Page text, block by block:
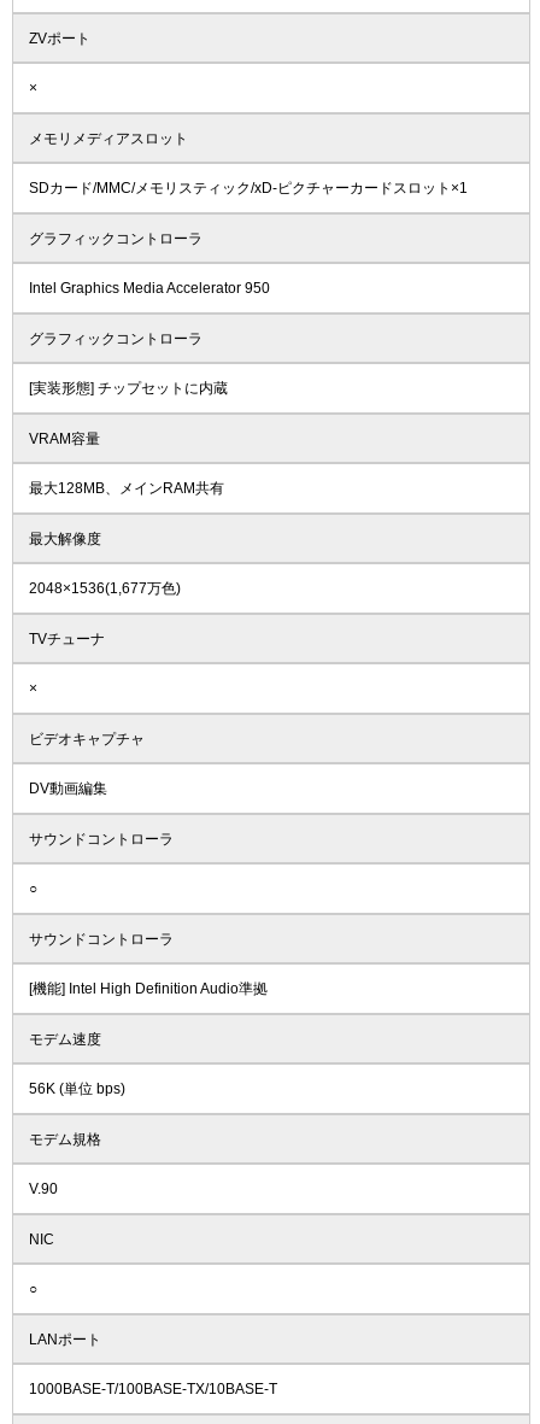
ZVポート
×
メモリメディアスロット
SDカード/MMC/メモリスティック/xD-ピクチャーカードスロット×1
グラフィックコントローラ
Intel Graphics Media Accelerator 950
グラフィックコントローラ
[実装形態] チップセットに内蔵
VRAM容量
最大128MB、メインRAM共有
最大解像度
2048×1536(1,677万色)
TVチューナ
×
ビデオキャプチャ
DV動画編集
サウンドコントローラ
○
サウンドコントローラ
[機能] Intel High Definition Audio準拠
モデム速度
56K (単位 bps)
モデム規格
V.90
NIC
○
LANポート
1000BASE-T/100BASE-TX/10BASE-T